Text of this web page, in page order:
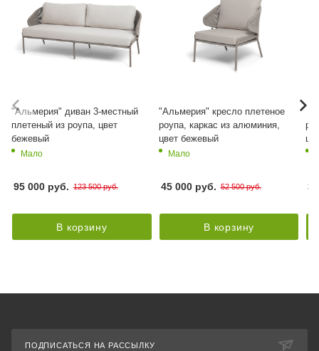
"Альмерия" диван 3-местный
плетеный из роупа, цвет
бежевый
Мало
95 000 руб. 123 500 руб.
В корзину
"Альмерия" кресло плетеное из
роупа, каркас из алюминия,
цвет бежевый
Мало
45 000 руб. 52 500 руб.
В корзину
ПОДПИСАТЬСЯ НА РАССЫЛКУ